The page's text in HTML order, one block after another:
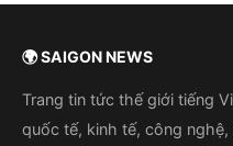
🌍 SAIGON NEWS
Trang tin tức thế giới tiếng
quốc tế, kinh tế, công